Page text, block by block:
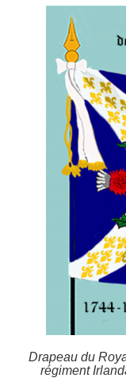
Drapeau du
régiment